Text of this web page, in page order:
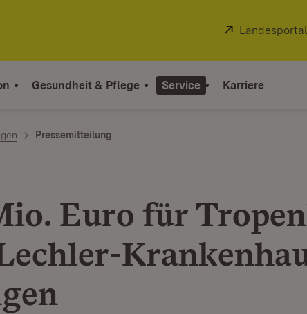
Extern:
Landesportal
Gesundheit & Pflege Service Karriere
Pressemitteilung
Euro für